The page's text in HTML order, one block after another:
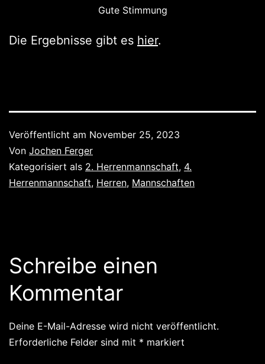
Gute Stimmung
Die Ergebnisse gibt es hier.
Veröffentlicht am November 25, 2023
Von Jochen Ferger
Kategorisiert als 2. Herrenmannschaft, 4.
Herrenmannschaft, Herren, Mannschaften
Schreibe einen
Kommentar
Deine E-Mail-Adresse wird nicht veröffentlicht.
Erforderliche Felder sind mit * markiert